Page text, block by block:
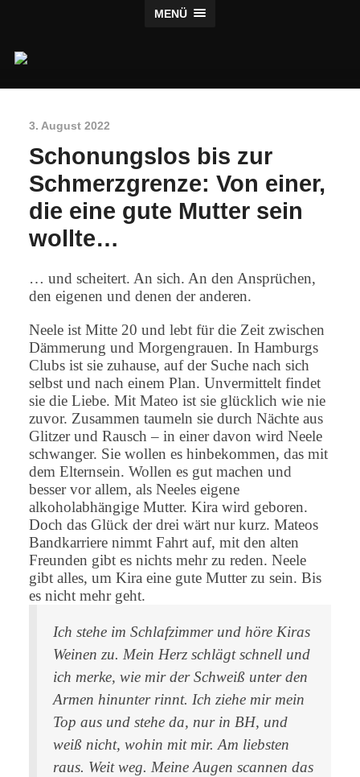
MENÜ
3. August 2022
Schonungslos bis zur
Schmerzgrenze: Von einer,
die eine gute Mutter sein
wollte…
… und scheitert. An sich. An den Ansprüchen,
den eigenen und denen der anderen.
Neele ist Mitte 20 und lebt für die Zeit zwischen
Dämmerung und Morgengrauen. In Hamburgs
Clubs ist sie zuhause, auf der Suche nach sich
selbst und nach einem Plan. Unvermittelt findet
sie die Liebe. Mit Mateo ist sie glücklich wie nie
zuvor. Zusammen taumeln sie durch Nächte aus
Glitzer und Rausch – in einer davon wird Neele
schwanger. Sie wollen es hinbekommen, das mit
dem Elternsein. Wollen es gut machen und
besser vor allem, als Neeles eigene
alkoholabhängige Mutter. Kira wird geboren.
Doch das Glück der drei wärt nur kurz. Mateos
Bandkarriere nimmt Fahrt auf, mit den alten
Freunden gibt es nichts mehr zu reden. Neele
gibt alles, um Kira eine gute Mutter zu sein. Bis
es nicht mehr geht.
Ich stehe im Schlafzimmer und höre Kiras
Weinen zu. Mein Herz schlägt schnell und
ich merke, wie mir der Schweiß unter den
Armen hinunter rinnt. Ich ziehe mir mein
Top aus und stehe da, nur in BH, und
weiß nicht, wohin mit mir. Am liebsten
raus. Weit weg. Meine Augen scannen das